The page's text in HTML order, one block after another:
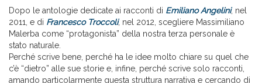
Dopo le antologie dedicate ai racconti di Emiliano Angelini, nel
2011, e di Francesco Troccoli, nel 2012, scegliere Massimiliano
Malerba come “protagonista” della nostra terza personale è
stato naturale.
Perché scrive bene, perché ha le idee molto chiare su quel che
c’è “dietro” alle sue storie e, infine, perché scrive solo racconti,
amando particolarmente questa struttura narrativa e cercando di